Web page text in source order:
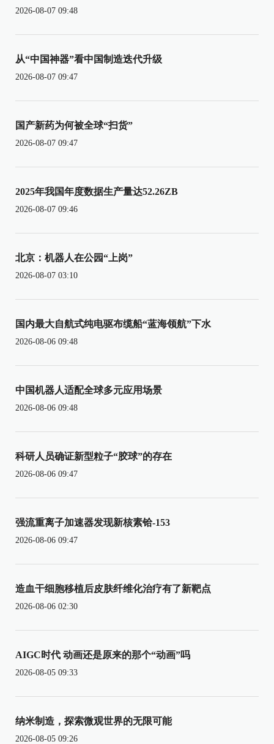
2026-08-07 09:48
从“中国神器”看中国制造迭代升级
2026-08-07 09:47
国产新药为何被全球“扫货”
2026-08-07 09:47
2025年我国年度数据生产量达52.26ZB
2026-08-07 09:46
北京：机器人在公园“上岗”
2026-08-07 03:10
国内最大自航式纯电驱布缆船“蓝海领航”下水
2026-08-06 09:48
中国机器人适配全球多元应用场景
2026-08-06 09:48
科研人员确证新型粒子“胶球”的存在
2026-08-06 09:47
强流重离子加速器发现新核素铪-153
2026-08-06 09:47
造血干细胞移植后皮肤纤维化治疗有了新靶点
2026-08-06 02:30
AIGC时代 动画还是原来的那个“动画”吗
2026-08-05 09:33
纳米制造，探索微观世界的无限可能
2026-08-05 09:26